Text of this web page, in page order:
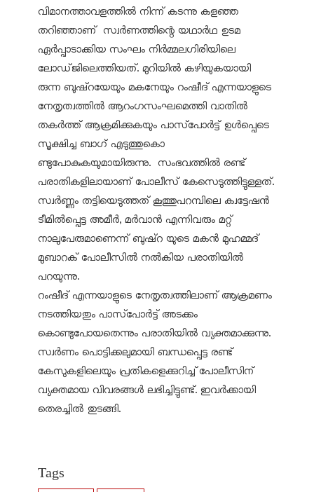
വിമാനത്താവളത്തില്‍ നിന്ന് കടന്നു കളഞ്ഞ
തറിഞ്ഞാണ് സ്വര്‍ണത്തിന്റെ യഥാര്‍ഥ ഉടമ
ഏര്‍പ്പാടാക്കിയ സംഘം നിര്‍മ്മലഗിരിയിലെ
ലോഡ്ജിലെത്തിയത്. മുറിയില്‍ കഴിയുകയായി
രുന്ന ബുഷ്‌റയേയും മകനേയും റംഷീദ് എന്നയാളുടെ
നേതൃത്വത്തില്‍ ആറംഗസംഘമെത്തി വാതില്‍
തകര്‍ത്ത് ആക്രമിക്കുകയും പാസ്‌പോര്‍ട്ട് ഉള്‍പ്പെടെ
സൂക്ഷിച്ച ബാഗ് എടുത്തുകൊ
ണ്ടുപോകുകയുമായിരുന്നു. സംഭവത്തില്‍ രണ്ട്
പരാതികളിലായാണ് പോലീസ് കേസെടുത്തിട്ടുള്ളത്.
സ്വര്‍ണ്ണം തട്ടിയെടുത്തത് കൂത്തുപറമ്പിലെ ക്വട്ടേഷന്‍
ടീമില്‍പ്പെട്ട അമീര്‍, മര്‍വാന്‍ എന്നിവരും മറ്റ്
നാലുപേരുമാണെന്ന് ബുഷ്‌റ യുടെ മകന്‍ മുഹമ്മദ്
മുബാറക് പോലീസില്‍ നല്‍കിയ പരാതിയില്‍
പറയുന്നു.
റംഷീദ് എന്നയാളുടെ നേതൃത്വത്തിലാണ് ആക്രമണം
നടത്തിയതും പാസ്‌പോര്‍ട്ട് അടക്കം
കൊണ്ടുപോയതെന്നും പരാതിയില്‍ വ്യക്തമാക്കുന്നു.
സ്വര്‍ണം പൊട്ടിക്കലുമായി ബന്ധപ്പെട്ട രണ്ട്
കേസുകളിലെയും പ്രതികളെക്കുറിച്ച് പോലീസിന്
വ്യക്തമായ വിവരങ്ങള്‍ ലഭിച്ചിട്ടുണ്ട്. ഇവര്‍ക്കായി
തെരച്ചില്‍ തുടങ്ങി.
Tags